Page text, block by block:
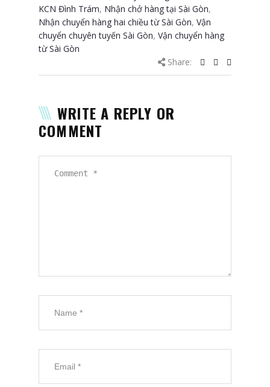
KCN Đình Trám, Nhận chở hàng tại Sài Gòn,
Nhận chuyển hàng hai chiều từ Sài Gòn, Vận
chuyển chuyên tuyến Sài Gòn, Vận chuyển hàng
từ Sài Gòn
Share:
WRITE A REPLY OR
COMMENT